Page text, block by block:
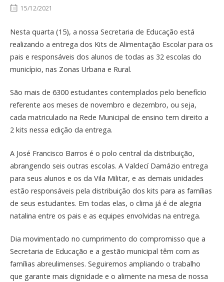
15/12/2021
Nesta quarta (15), a nossa Secretaria de Educação está
realizando a entrega dos Kits de Alimentação Escolar para os
pais e responsáveis dos alunos de todas as 32 escolas do
município, nas Zonas Urbana e Rural.
São mais de 6300 estudantes contemplados pelo benefício
referente aos meses de novembro e dezembro, ou seja,
cada matriculado na Rede Municipal de ensino tem direito a
2 kits nessa edição da entrega.
A José Francisco Barros é o polo central da distribuição,
abrangendo seis outras escolas. A Valdecí Damázio entrega
para seus alunos e os da Vila Militar, e as demais unidades
estão responsáveis pela distribuição dos kits para as famílias
de seus estudantes. Em todas elas, o clima já é de alegria
natalina entre os pais e as equipes envolvidas na entrega.
Dia movimentado no cumprimento do compromisso que a
Secretaria de Educação e a gestão municipal têm com as
famílias abreulimenses. Seguiremos ampliando o trabalho
que garante mais dignidade e o alimente na mesa de nossa